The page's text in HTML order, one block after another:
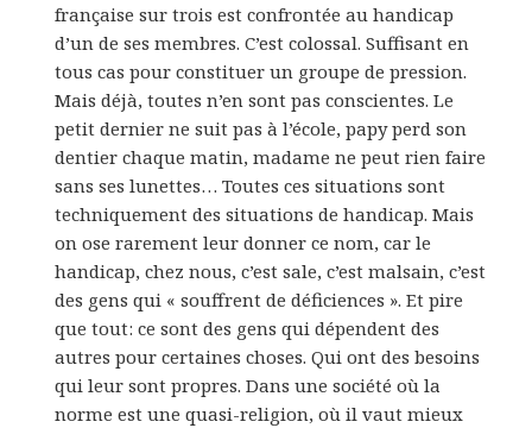
française sur trois est confrontée au handicap
d’un de ses membres. C’est colossal. Suffisant en
tous cas pour constituer un groupe de pression.
Mais déjà, toutes n’en sont pas conscientes. Le
petit dernier ne suit pas à l’école, papy perd son
dentier chaque matin, madame ne peut rien faire
sans ses lunettes… Toutes ces situations sont
techniquement des situations de handicap. Mais
on ose rarement leur donner ce nom, car le
handicap, chez nous, c’est sale, c’est malsain, c’est
des gens qui « souffrent de déficiences ». Et pire
que tout: ce sont des gens qui dépendent des
autres pour certaines choses. Qui ont des besoins
qui leur sont propres. Dans une société où la
norme est une quasi-religion, où il vaut mieux